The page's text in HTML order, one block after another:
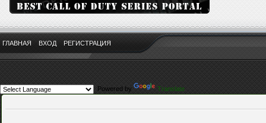
ГЛАВНАЯ ВХОД РЕГИСТРАЦИЯ
Powered by Translate